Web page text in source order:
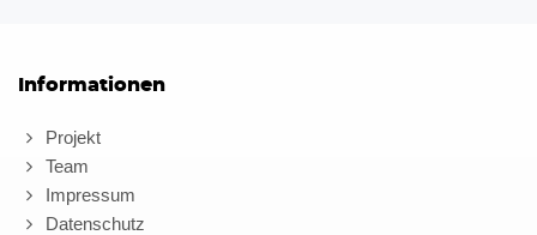
Informationen
Projekt
Team
Impressum
Datenschutz